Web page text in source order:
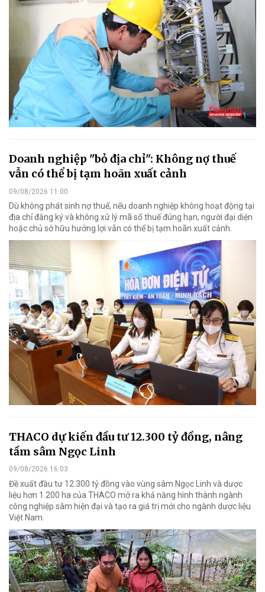
Doanh nghiệp "bỏ địa chỉ": Không nợ thuế
vẫn có thể bị tạm hoãn xuất cảnh
09/08/2026 11:00
Dù không phát sinh nợ thuế, nếu doanh nghiệp không hoạt động tại
địa chỉ đăng ký và không xử lý mã số thuế đúng hạn, người đại diện
hoặc chủ sở hữu hưởng lợi vẫn có thể bị tạm hoãn xuất cảnh.
THACO dự kiến đầu tư 12.300 tỷ đồng, nâng
tầm sâm Ngọc Linh
09/08/2026 16:03
Đề xuất đầu tư 12.300 tỷ đồng vào vùng sâm Ngọc Linh và dược
liệu hơn 1.200 ha của THACO mở ra khả năng hình thành ngành
công nghiệp sâm hiện đại và tạo ra giá trị mới cho ngành dược liệu
Việt Nam.